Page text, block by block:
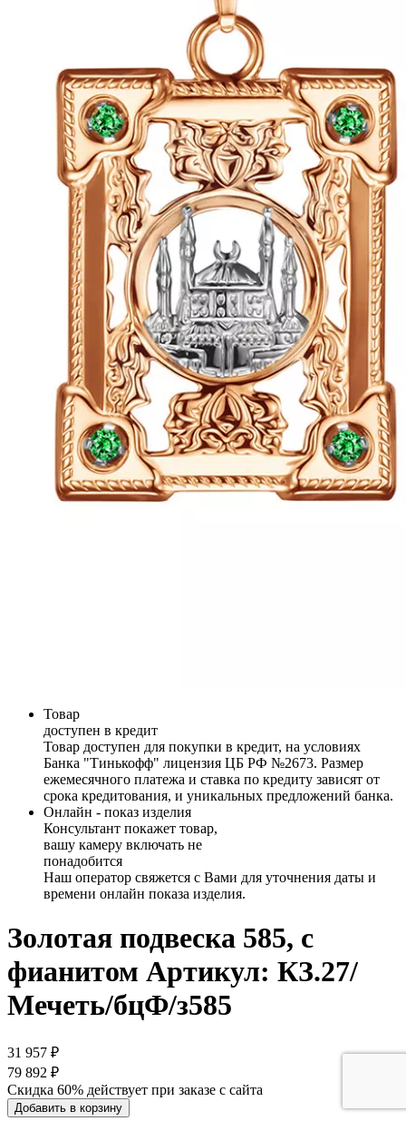
Товар
доступен в кредит
Товар доступен для покупки в кредит, на условиях
Банка "Тинькофф" лицензия ЦБ РФ №2673. Размер
ежемесячного платежа и ставка по кредиту зависят от
срока кредитования, и уникальных предложений банка.
Онлайн - показ изделия
Консультант покажет товар,
вашу камеру включать не
понадобится
Наш оператор свяжется с Вами для уточнения даты и
времени онлайн показа изделия.
Золотая подвеска 585, с
фианитом Артикул: КЗ.27/
Мечеть/бцФ/з585
31 957 ₽
79 892 ₽
Скидка 60% действует при заказе с сайта
Добавить в корзину